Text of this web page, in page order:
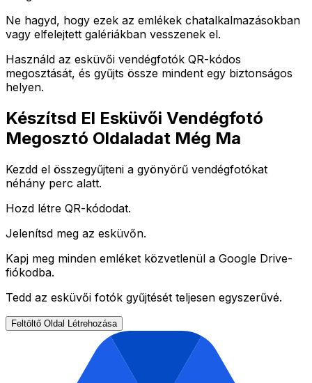
Ne hagyd, hogy ezek az emlékek chatalkalmazásokban
vagy elfelejtett galériákban vesszenek el.
Használd az esküvői vendégfotók QR-kódos
megosztását, és gyűjts össze mindent egy biztonságos
helyen.
Készítsd El Esküvői Vendégfotó
Megosztó Oldaladat Még Ma
Kezdd el összegyűjteni a gyönyörű vendégfotókat
néhány perc alatt.
Hozd létre QR-kódodat.
Jelenítsd meg az esküvőn.
Kapj meg minden emléket közvetlenül a Google Drive-
fiókodba.
Tedd az esküvői fotók gyűjtését teljesen egyszerűvé.
Feltöltő Oldal Létrehozása